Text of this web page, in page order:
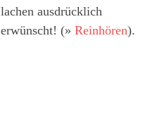
lachen ausdrücklich
erwünscht! (» Reinhören).